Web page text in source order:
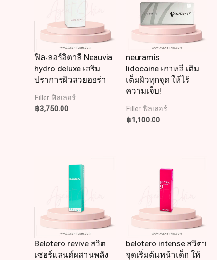
ฟิลเลอร์อิตาลี Neauvia
hydro deluxe เสริม
ปราการผิวสวยออร่า
Filler ฟิลเลอร์
฿3,750.00
neuramis
lidocaine เกาหลี เติม
เต็มผิวทุกจุด ให้ไร้
ความเจ็บ!
Filler ฟิลเลอร์
฿1,100.00
Belotero revive สวิต
เซอร์แลนด์ผสานพลัง
belotero intense สวิตฯ
จุดเริ่มต้นหน้าเด็ก ให้